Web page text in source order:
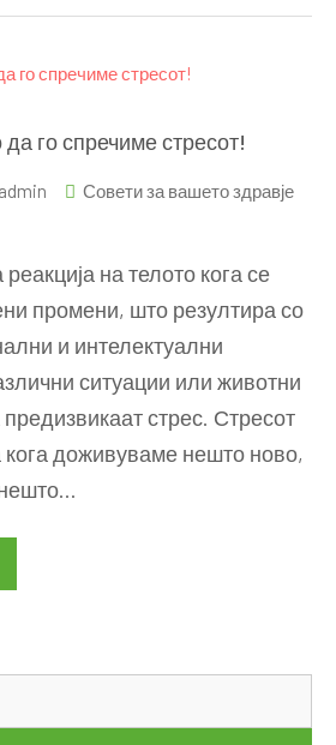
го спречиме стресот!
admin
Совети за вашето здравје
на телото кога се
промени, што резултира со
и интелектуални
ситуации или животни
стрес. Стресот
кога доживуваме нешто ново,